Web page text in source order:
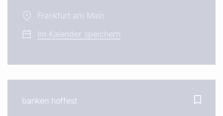
Frankfurt am Main
Im Kalender speichern
banken hoffest